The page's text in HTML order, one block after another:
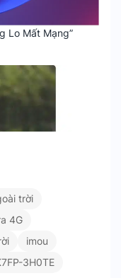
Lo Mất Mạng”
Cảnh
dọc 90° giúp
bộ không gian
trời
4G
imou
3H0TE